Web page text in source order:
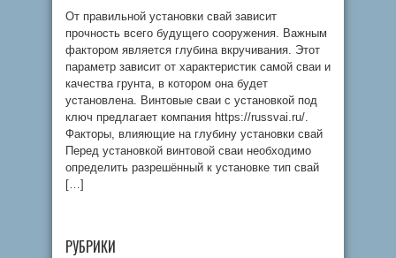
От правильной установки свай зависит
прочность всего будущего сооружения. Важным
фактором является глубина вкручивания. Этот
параметр зависит от характеристик самой сваи и
качества грунта, в котором она будет
установлена. Винтовые сваи с установкой под
ключ предлагает компания https://russvai.ru/.
Факторы, влияющие на глубину установки свай
Перед установкой винтовой сваи необходимо
определить разрешённый к установке тип свай
[…]
РУБРИКИ